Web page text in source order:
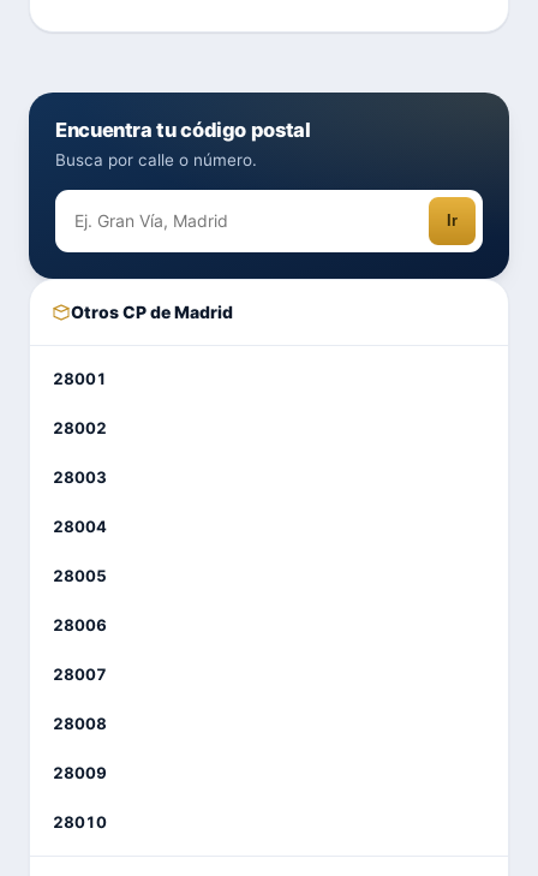
Encuentra tu código postal
Busca por calle o número.
Ir
Otros CP de Madrid
28001
28002
28003
28004
28005
28006
28007
28008
28009
28010